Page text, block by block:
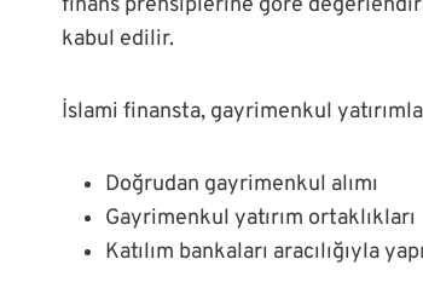
kabul edilir.
İslami finansta, gayrimenkul
Doğrudan gayrimenkul alımı
Gayrimenkul yatırım ortaklıkları
Katılım bankaları aracılığıyla